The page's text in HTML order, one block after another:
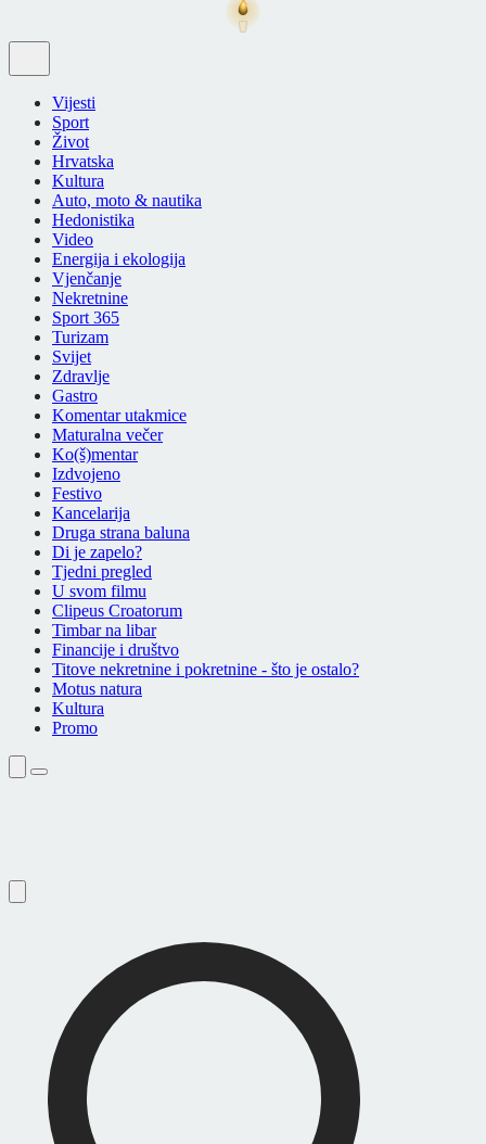
Vijesti
Sport
Život
Hrvatska
Kultura
Auto, moto & nautika
Hedonistika
Video
Energija i ekologija
Vjenčanje
Nekretnine
Sport 365
Turizam
Svijet
Zdravlje
Gastro
Komentar utakmice
Maturalna večer
Ko(š)mentar
Izdvojeno
Festivo
Kancelarija
Druga strana baluna
Di je zapelo?
Tjedni pregled
U svom filmu
Clipeus Croatorum
Timbar na libar
Financije i društvo
Titove nekretnine i pokretnine - što je ostalo?
Motus natura
Kultura
Promo